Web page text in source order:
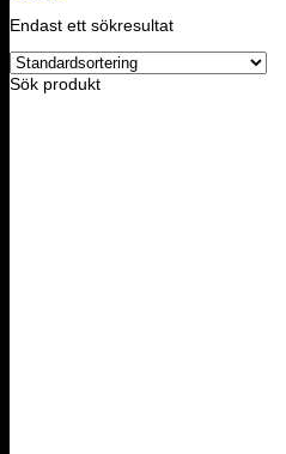
Endast ett sökresultat
Sök produkt